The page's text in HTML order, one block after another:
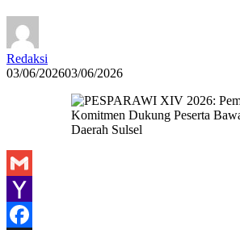
Redaksi
03/06/202603/06/2026
Gmail
Yahoo